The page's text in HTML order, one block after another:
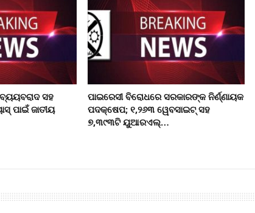
ସହ
ପାଇଁ ଜାତୀୟ
ପାଇରେସୀ ବିରୋଧରେ ସରକାରଙ୍କ ନିର୍ଣ୍ଣାୟକ
ପଦକ୍ଷେପ; ୧,୨୬୩ ୱେବସାଇଟ୍ ସହ
୭,୩୯୩ଟି ୟୁଆରଏଲ୍…